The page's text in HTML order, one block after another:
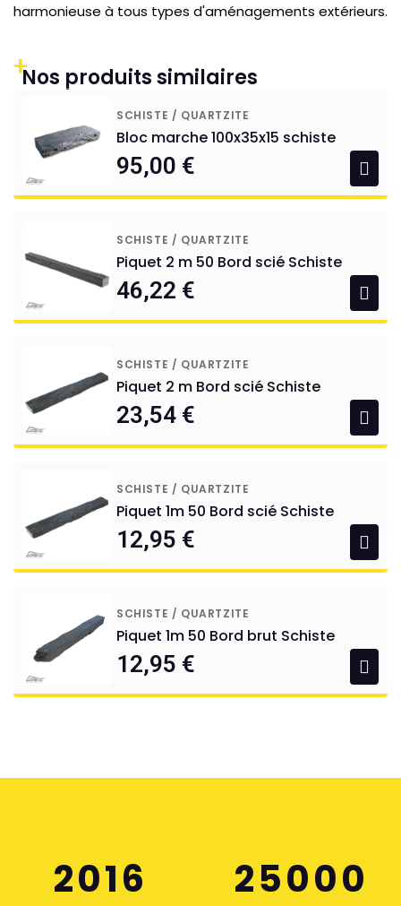
harmonieuse à tous types d'aménagements extérieurs.
+Nos produits similaires
SCHISTE / QUARTZITE
Bloc marche 100x35x15 schiste
95,00 €
SCHISTE / QUARTZITE
Piquet 2 m 50 Bord scié Schiste
46,22 €
SCHISTE / QUARTZITE
Piquet 2 m Bord scié Schiste
23,54 €
SCHISTE / QUARTZITE
Piquet 1m 50 Bord scié Schiste
12,95 €
SCHISTE / QUARTZITE
Piquet 1m 50 Bord brut Schiste
12,95 €
2016 25000